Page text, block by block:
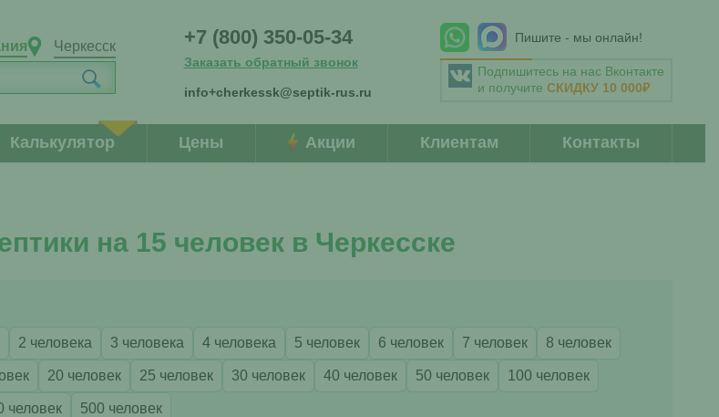
Черкесск +7 (800) 350-05-34
Заказать обратный звонок
info+cherkessk@septik-rus.ru
Пишите - мы онлайн!
Подпишитесь на нас Вконтакте
и получите СКИДКУ 10 000₽
Калькулятор Цены Акции Клиентам Контакты
на 15 человек в Черкесске
2 человека 3 человека 4 человека 5 человек 6 человек 7 человек 8 человек
20 человек 25 человек 30 человек 40 человек 50 человек 100 человек
человек 500 человек